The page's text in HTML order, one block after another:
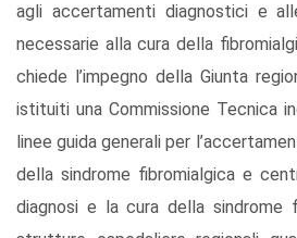
agli accertamenti diagnostici e
necessarie alla cura della
chiede l’impegno della Giunta
istituiti una Commissione Tecnica
linee guida generali per
della sindrome fibromialgica e
diagnosi e la cura della sindrome